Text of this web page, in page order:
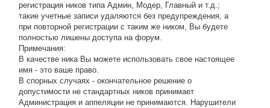
регистрация ников типа Админ, Модер, Главный и т.д.;
такие учетные записи удаляются без предупреждения, а
при повторной регистрации с таким же ником, Вы будете
полностью лишены доступа на форум.
Примечания:
В качестве ника Вы можете использовать свое настоящее
имя - это ваше право.
В спорных случаях - окончательное решение о
допустимости не стандартных ников принимает
Администрация и аппеляции не принимаются. Нарушители